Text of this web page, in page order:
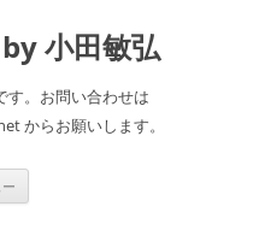
小田敏弘
。お問い合わせは
からお願いします。